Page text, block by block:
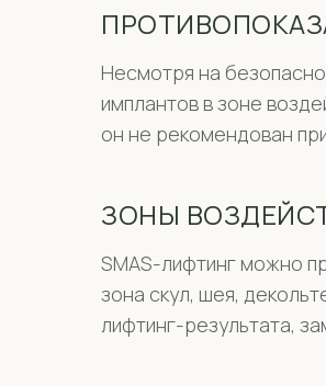
Несмотря на
имплантов в зоне
он не рекомендован
ЗОНЫ
SMAS-лифтинг можно
зона скул, шея,
лифтинг-результата,